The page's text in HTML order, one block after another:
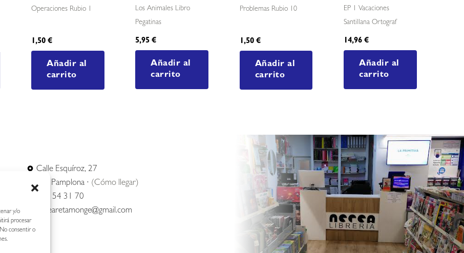
y/o
procesar
consentir o
Operaciones Rubio 1
1,50€
Añadir al
carrito
Los Animales Libro
Pegatinas
5,95€
Añadir al
carrito
Problemas Rubio 10
1,50 €
Añadir al
carrito
EP 1 Vacaciones
Santillana Ortograf
14,96€
Añadir al
carrito
Calle Esquíroz, 27
31007 Pamplona · (Cómo llegar)
687 54 31 70
nerearetamonge@gmail.com